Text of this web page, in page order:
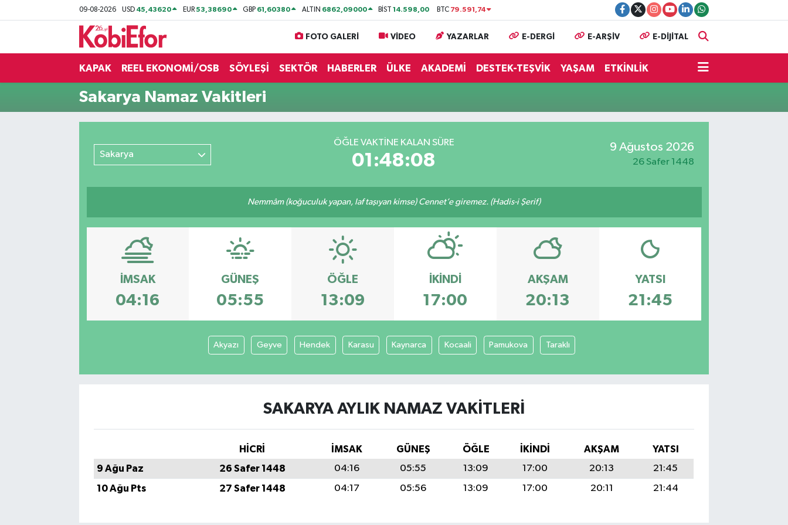
09-08-2026 USD 45,43620 EUR53,38690 GBP 61,60380 ALTIN 6862,09000 BİST14.598,00 BTC 79.591,74
FOTO GALERİ VİDEO YAZARLAR E-DERGİ E-ARŞİV E-DİJİTAL
KAPAK REEL EKONOMİ/OSB SÖYLEŞİ SEKTÖR HABERLER ÜLKE AKADEMİ DESTEK-TEŞVİK YAŞAM ETKİNLİK
Sakarya Namaz Vakitleri
Sakarya
ÖĞLE VAKTİNE KALAN SÜRE
01:48:08
9 Ağustos 2026
26 Safer 1448
Nemmâm (koğuculuk yapan, laf taşıyan kimse) Cennet’e giremez. (Hadis-i Şerif)
İMSAK
04:16
GÜNEŞ
05:55
ÖĞLE
13:09
İKINDI
17:00
AKŞAM
20:13
YATSI
21:45
Akyazı Geyve Hendek Karasu Kaynarca Kocaali Pamukova Taraklı
SAKARYA AYLIK NAMAZ VAKITLERI
HİCRİ İMSAK GÜNEŞ ÖĞLE İKINDI AKŞAM
YATSI
9 Ağu Paz
26 Safer 1448 04:16 05:55 13:09 17:00 20:13
21:45
10 Ağu Pts
27 Safer 1448 04:17 05:56 13:09 17:00 20:11 21:44
BİLİŞİM PANO
DESTEK-TEŞVİK